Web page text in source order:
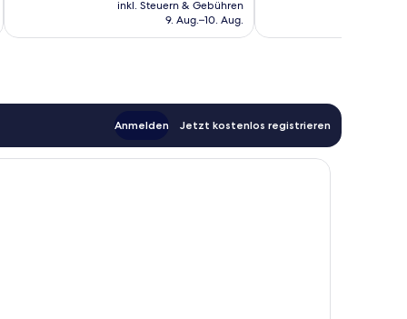
beträgt
inkl. Steuern & Gebühren
9. Aug.–10. Aug.
Anmelden Jetzt kostenlos registrieren